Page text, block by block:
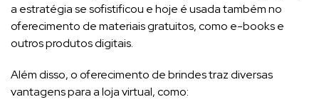
a estratégia se sofistificou e hoje é usada também no
oferecimento de materiais gratuitos, como e-books e
outros produtos digitais.
Além disso, o oferecimento de brindes traz diversas
vantagens para a loja virtual, como: